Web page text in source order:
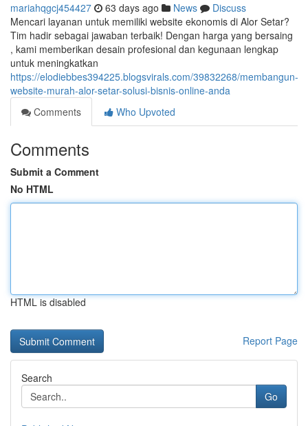
mariahqgcj454427 63 days ago News
Discuss
Mencari layanan untuk memiliki website ekonomis di Alor Setar?
Tim hadir sebagai jawaban terbaik! Dengan harga yang bersaing
, kami memberikan desain profesional dan kegunaan lengkap
untuk meningkatkan
https://elodiebbes394225.blogsvirals.com/39832268/membangun-
website-murah-alor-setar-solusi-bisnis-online-anda
Comments
Who Upvoted
Comments
Submit a Comment
No HTML
HTML is disabled
Report Page
Search
Go